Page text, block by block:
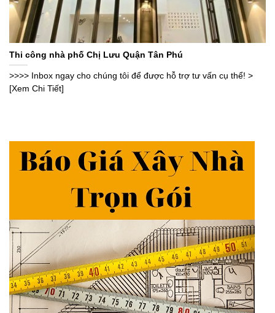
Thi công nhà phố Chị Lưu Quận Tân Phú
>>>> Inbox ngay cho chúng tôi để được hỗ trợ tư vấn cụ thể! >
[Xem Chi Tiết]